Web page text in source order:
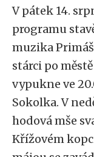
V pátek 14.
programu
muzika
stárci po
vypukne ve
Sokolka. V
hodová mše
Křížovém